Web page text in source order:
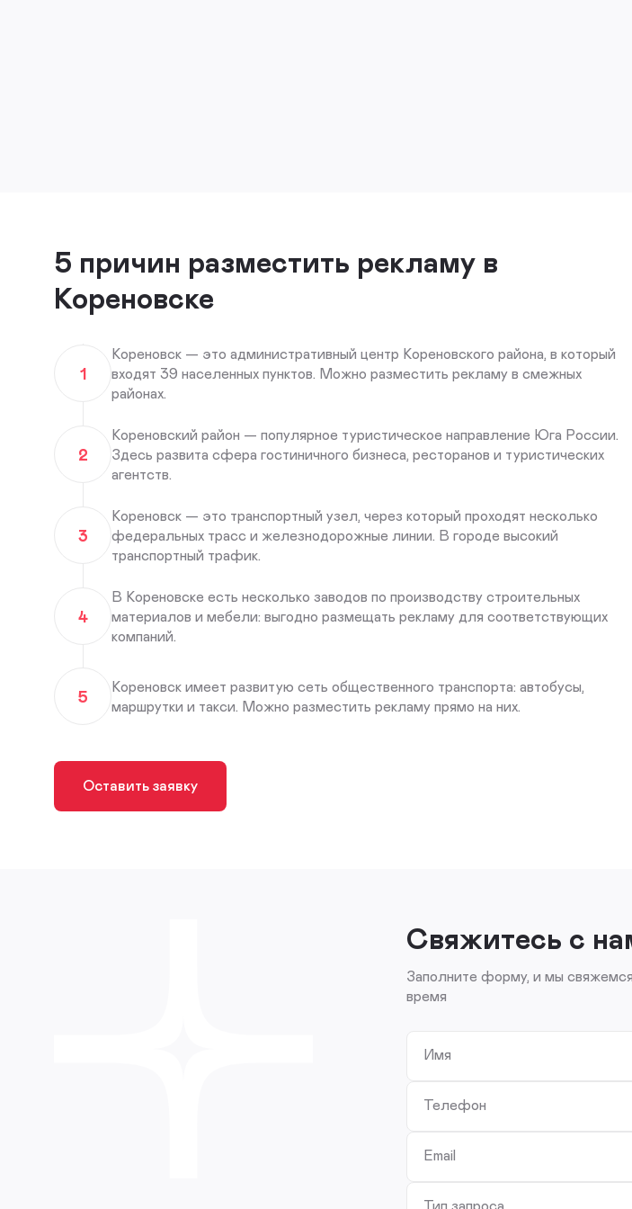
5 причин разместить рекламу в
Кореновске
1
Кореновск — это административный центр Кореновского района, в который
входят 39 населенных пунктов. Можно разместить рекламу в смежных
районах.
2
Кореновский район — популярное туристическое направление Юга России.
Здесь развита сфера гостиничного бизнеса, ресторанов и туристических
агентств.
3
Кореновск — это транспортный узел, через который проходят несколько
федеральных трасс и железнодорожные линии. В городе высокий
транспортный трафик.
4
В Кореновске есть несколько заводов по производству строительных
материалов и мебели: выгодно размещать рекламу для соответствующих
компаний.
5
Кореновск имеет развитую сеть общественного транспорта: автобусы,
маршрутки и такси. Можно разместить рекламу прямо на них.
Оставить заявку
Свяжитесь с
Заполните форму, и мы
время
Имя
Телефон
Email
Тип запроса